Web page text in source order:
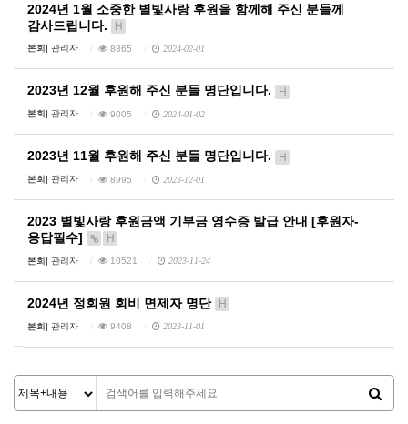
2024년 1월 소중한 별빛사랑 후원을 함께해 주신 분들께
감사드립니다.
H
본회| 관리자 8865 2024-02-01
2023년 12월 후원해 주신 분들 명단입니다. H
본회| 관리자 9005 2024-01-02
2023년 11월 후원해 주신 분들 명단입니다. H
본회| 관리자 8995 2023-12-01
2023 별빛사랑 후원금액 기부금 영수증 발급 안내 [후원자-
응답필수]
H
본회| 관리자 10521 2023-11-24
2024년 정회원 회비 면제자 명단 H
본회| 관리자 9408 2023-11-01